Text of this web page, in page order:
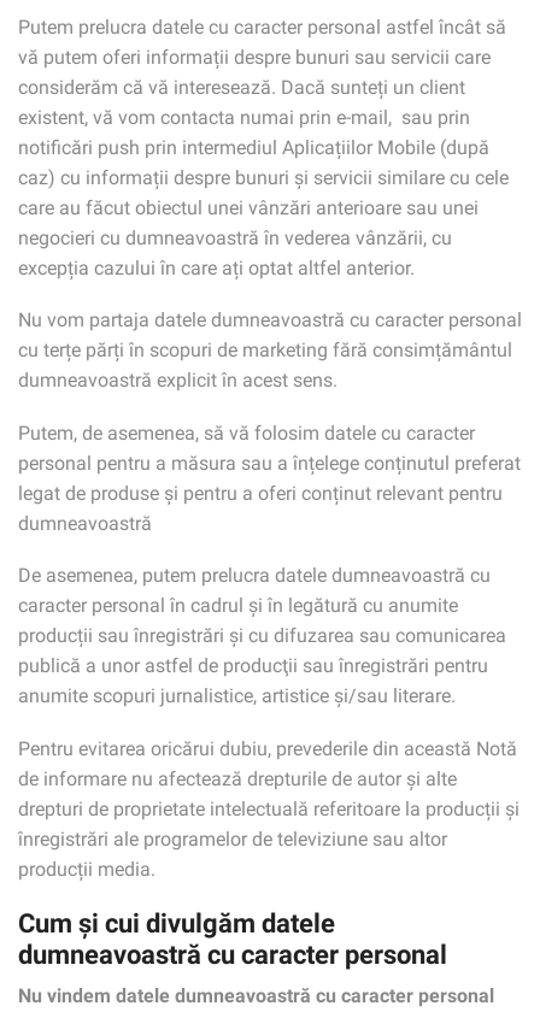
Putem prelucra datele cu caracter personal astfel încât să
vă putem oferi informații despre bunuri sau servicii care
considerăm că vă interesează. Dacă sunteți un client
existent, vă vom contacta numai prin e-mail, sau prin
notificări push prin intermediul Aplicațiilor Mobile (după
caz) cu informații despre bunuri și servicii similare cu cele
care au făcut obiectul unei vânzări anterioare sau unei
negocieri cu dumneavoastră în vederea vânzării, cu
excepția cazului în care ați optat altfel anterior.
Nu vom partaja datele dumneavoastră cu caracter personal
cu terțe părți în scopuri de marketing fără consimțământul
dumneavoastră explicit în acest sens.
Putem, de asemenea, să vă folosim datele cu caracter
personal pentru a măsura sau a înțelege conținutul preferat
legat de produse și pentru a oferi conținut relevant pentru
dumneavoastră
De asemenea, putem prelucra datele dumneavoastră cu
caracter personal în cadrul şi în legătură cu anumite
producții sau înregistrări și cu difuzarea sau comunicarea
publică a unor astfel de producţii sau înregistrări pentru
anumite scopuri jurnalistice, artistice și/sau literare.
Pentru evitarea oricărui dubiu, prevederile din această Notă
de informare nu afectează drepturile de autor și alte
drepturi de proprietate intelectuală referitoare la producții și
înregistrări ale programelor de televiziune sau altor
producții media.
Cum și cui divulgăm datele
dumneavoastră cu caracter personal
Nu vindem datele dumneavoastră cu caracter personal